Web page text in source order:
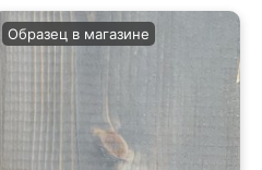
Образец в магазине